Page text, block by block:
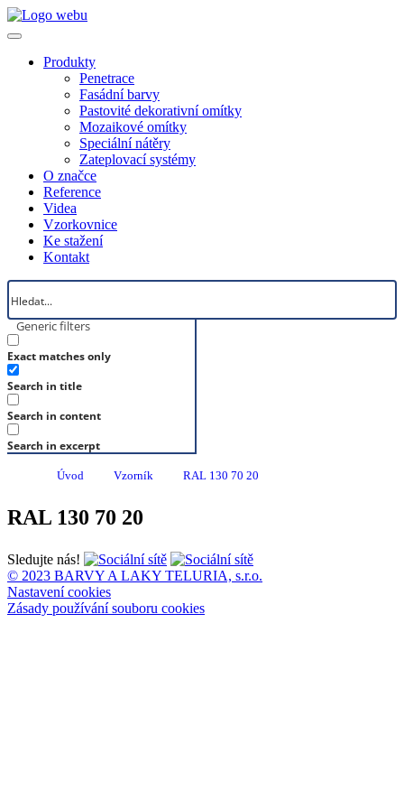
Produkty
Penetrace
Fasádní barvy
Pastovité dekorativní omítky
Mozaikové omítky
Speciální nátěry
Zateplovací systémy
O značce
Reference
Videa
Vzorkovnice
Ke stažení
Kontakt
Generic filters
Exact matches only
Search in title
Search in content
Search in excerpt
Úvod Vzorník RAL 130 70 20
RAL 130 70 20
Sledujte nás!
© 2023 BARVY A LAKY TELURIA, s.r.o.
Nastavení cookies
Zásady používání souboru cookies